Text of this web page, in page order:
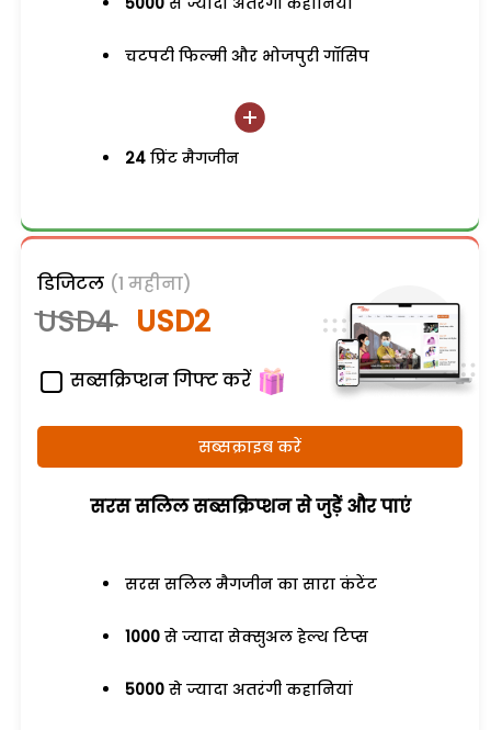
चटपटी फिल्मी और भोजपुरी गॉसिप
24 प्रिंट मैगजीन
डिजिटल (1 महीना)
USD4 USD2
सब्सक्रिप्शन गिफ्ट करें
सब्सक्राइब करें
सरस सलिल सब्सक्रिप्शन से जुड़ेें और पाएं
सरस सलिल मैगजीन का सारा कंटेंट
1000 से ज्यादा सेक्सुअल हेल्थ टिप्स
5000 से ज्यादा अतरंगी कहानियां